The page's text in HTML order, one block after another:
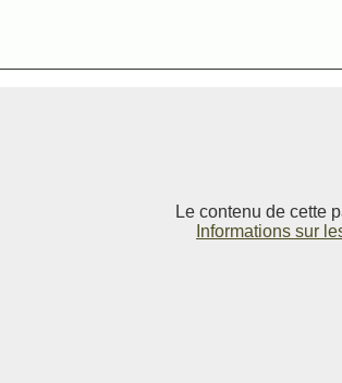
Le contenu de cette
Informations sur